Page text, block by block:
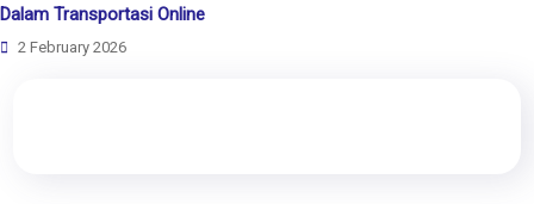
Dalam Transportasi Online
2 February 2026